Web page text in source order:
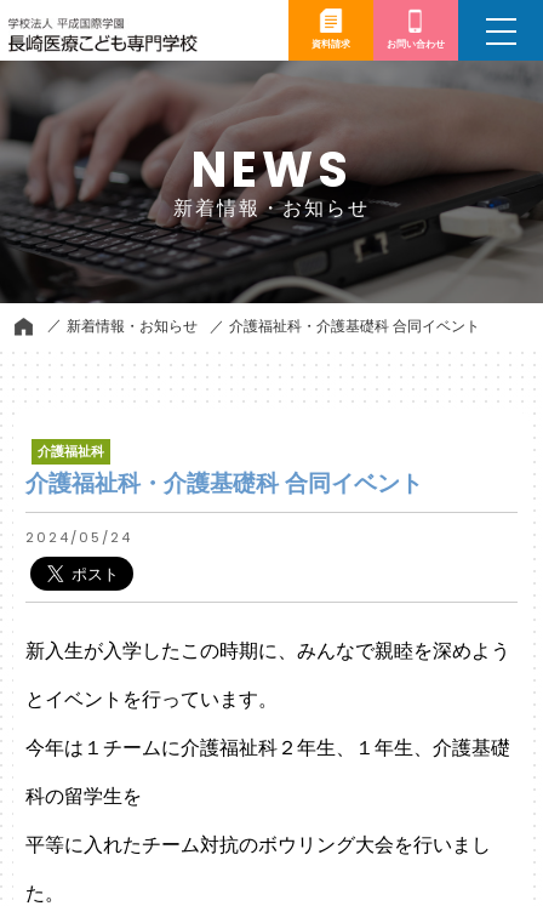
資料請求 お問い合わせ
toggle
NEWS
新着情報・お知らせ
新着情報・お知らせ 介護福祉科・介護基礎科 合同イベント
介護福祉科
介護福祉科・介護基礎科 合同イベント
2024/05/24
新入生が入学したこの時期に、みんなで親睦を深めよう
とイベントを行っています。
今年は１チームに介護福祉科２年生、１年生、介護基礎
科の留学生を
平等に入れたチーム対抗のボウリング大会を行いまし
た。